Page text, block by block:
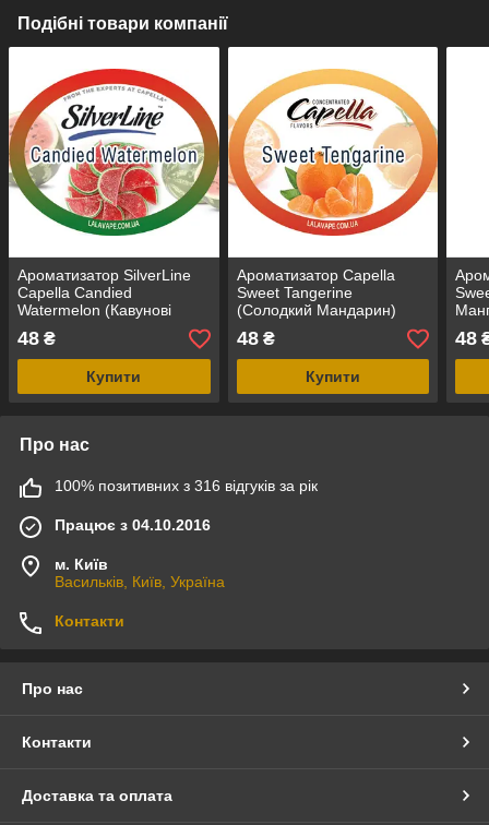
Подібні товари компанії
Ароматизатор SilverLine
Capella Candied
Watermelon (Кавунові
цукерки)
48 ₴
Купити
Ароматизатор Capella
Sweet Tangerine
(Солодкий Мандарин)
48₴
Купити
48
Про нас
100% позитивних з 316 відгуків за рік
Працює з 04.10.2016
м. Київ
Васильків, Київ, Україна
Контакти
Про нас
Контакти
Доставка та оплата